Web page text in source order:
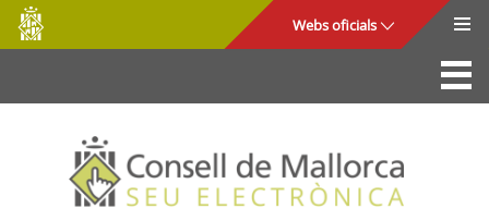
Salta al contingut principal
Consell
de
Mallorca
Webs oficials
La Seu
Consell de Mallorca
Accés i seguretat